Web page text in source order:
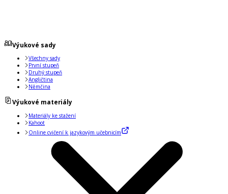
Výukové sady
Všechny sady
První stupeň
Druhý stupeň
Angličtina
Němčina
Výukové materiály
Materiály ke stažení
Kahoot
Online cvičení k jazykovým učebnicím